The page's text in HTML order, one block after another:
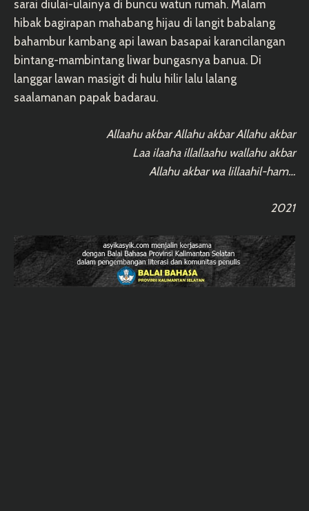
sarai diulai-ulainya di buncu watun rumah. Malam
hibak bagirapan mahabang hijau di langit babalang
bahambur kambang api lawan basapai karancilangan
bintang-mambintang liwar bungasnya banua. Di
langgar lawan masigit di hulu hilir lalu lalang
saalamanan papak badarau.
Allaahu akbar Allahu akbar Allahu akbar
Laa ilaaha illallaahu wallahu akbar
Allahu akbar wa lillaahil-ham…
2021